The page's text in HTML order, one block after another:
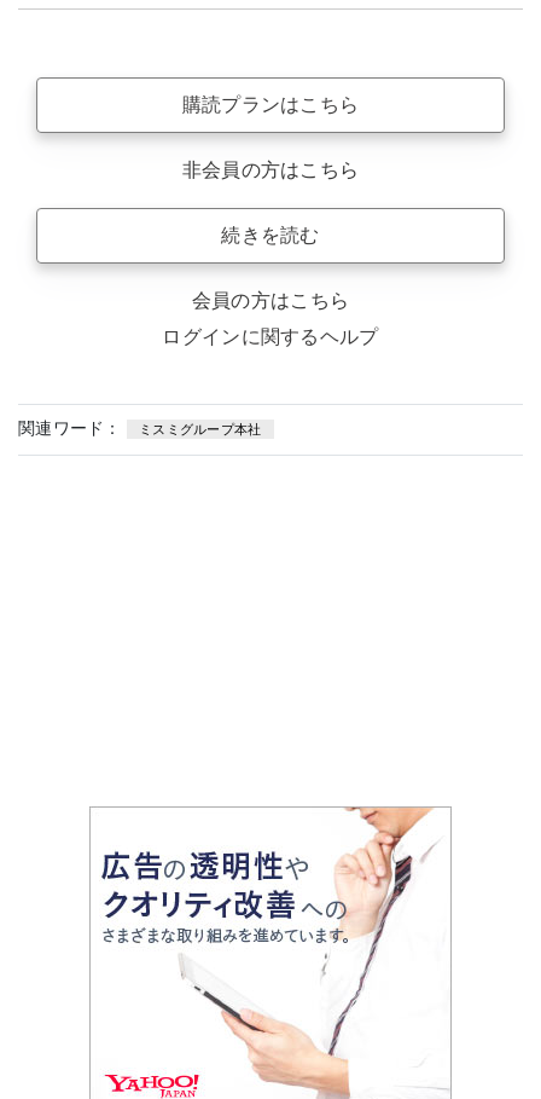
購読プランはこちら
非会員の方はこちら
続きを読む
会員の方はこちら
ログインに関するヘルプ
関連ワード： ミスミグループ本社